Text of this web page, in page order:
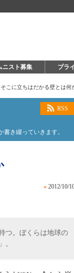
ニスト募集 プラ
こに立ちはだかる壁とは何
RSS
き綴っていきます。
» 2012/10/
つ。ぼくらは地球の
。